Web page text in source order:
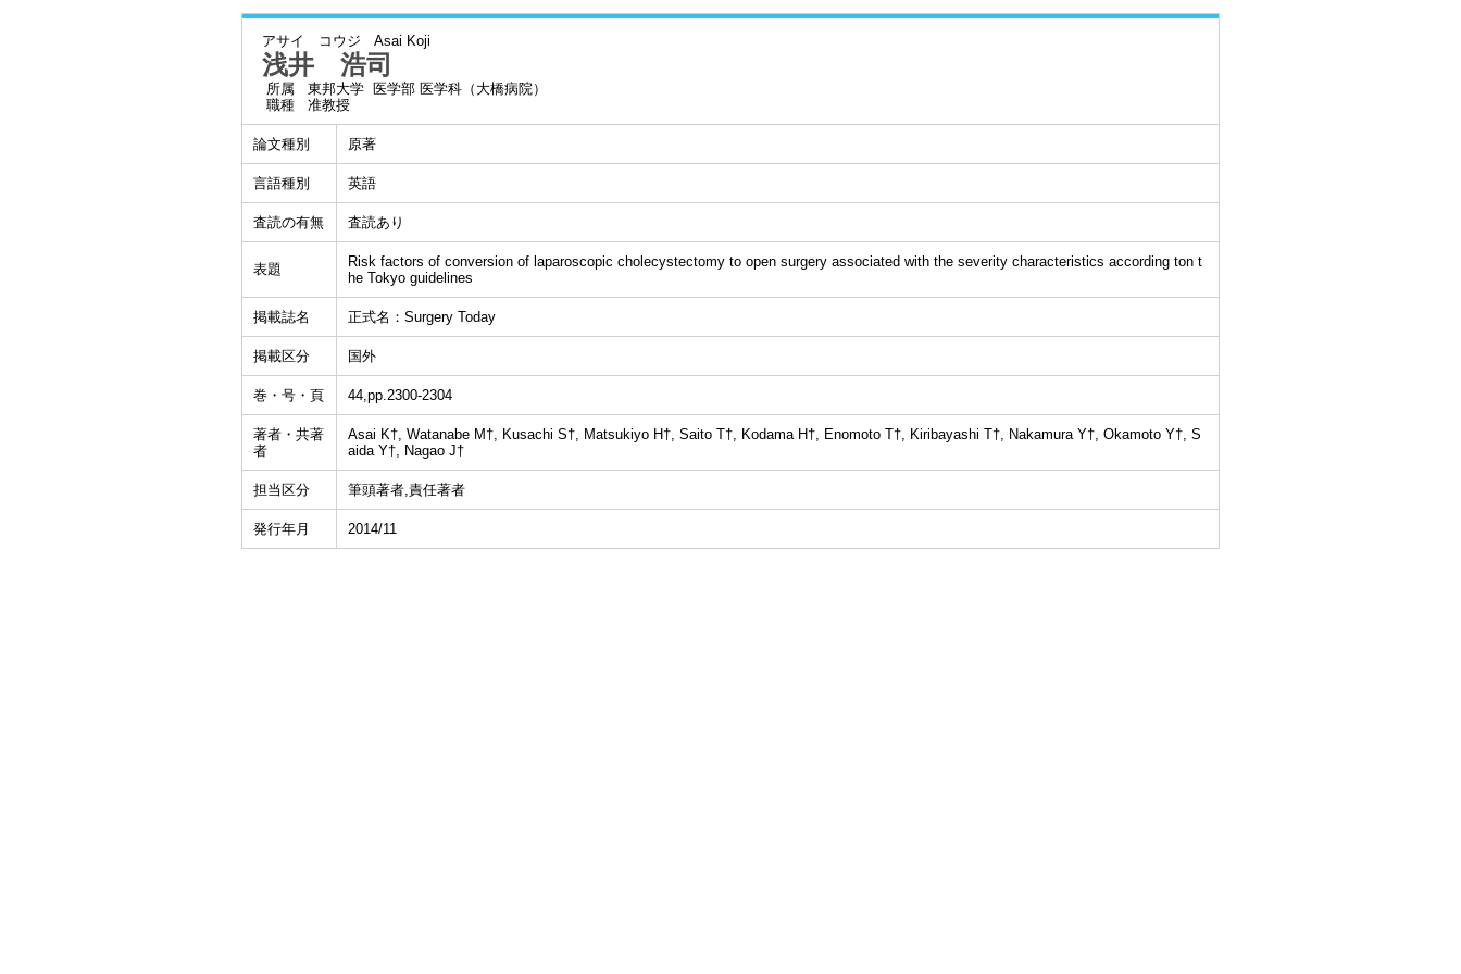
アサイ コウジ Asai Koji
浅井 浩司
所属
東邦大学 医学部 医学科（大橋病院）
職種
准教授
論文種別 原著
言語種別 英語
査読の有無 査読あり
表題
Risk factors of conversion of laparoscopic cholecystectomy to open surgery associated with the severity characteristics according ton t
he Tokyo guidelines
掲載誌名 正式名：Surgery Today
掲載区分 国外
巻・号・頁 44,pp.2300-2304
著者・共著
者
Asai K†, Watanabe M†, Kusachi S†, Matsukiyo H†, Saito T†, Kodama H†, Enomoto T†, Kiribayashi T†, Nakamura Y†, Okamoto Y†, S
aida Y†, Nagao J†
担当区分 筆頭著者,責任著者
発行年月 2014/11